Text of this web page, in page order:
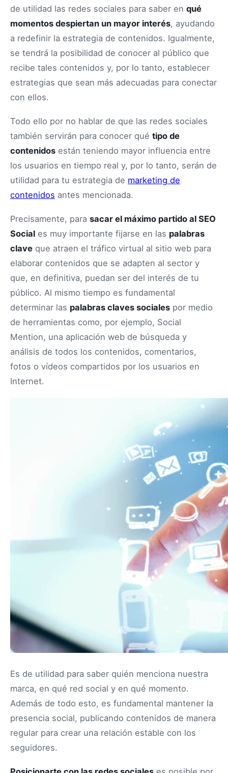
de utilidad las redes sociales para saber en qué
momentos despiertan un mayor interés, ayudando
a redefinir la estrategia de contenidos. Igualmente,
se tendrá la posibilidad de conocer al público que
recibe tales contenidos y, por lo tanto, establecer
estrategias que sean más adecuadas para conectar
con ellos.
Todo ello por no hablar de que las redes sociales
también servirán para conocer qué tipo de
contenidos están teniendo mayor influencia entre
los usuarios en tiempo real y, por lo tanto, serán de
utilidad para tu estrategia de marketing de
contenidos antes mencionada.
Precisamente, para sacar el máximo partido al SEO
Social es muy importante fijarse en las palabras
clave que atraen el tráfico virtual al sitio web para
elaborar contenidos que se adapten al sector y
que, en definitiva, puedan ser del interés de tu
público. Al mismo tiempo es fundamental
determinar las palabras claves sociales por medio
de herramientas como, por ejemplo, Social
Mention, una aplicación web de búsqueda y
análisis de todos los contenidos, comentarios,
fotos o vídeos compartidos por los usuarios en
Internet.
Es de utilidad para saber quién menciona nuestra
marca, en qué red social y en qué momento.
Además de todo esto, es fundamental mantener la
presencia social, publicando contenidos de manera
regular para crear una relación estable con los
seguidores.